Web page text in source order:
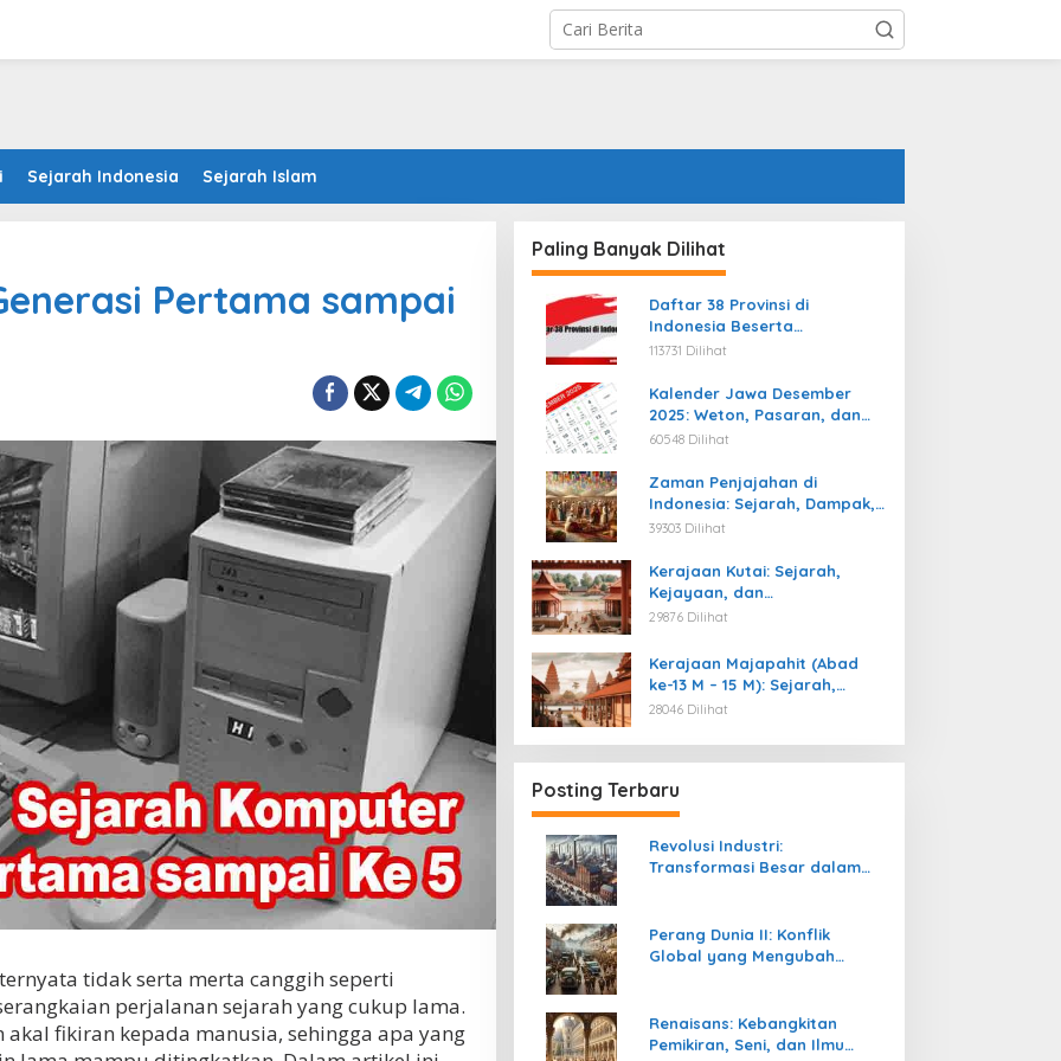
Sejarah Indonesia Sejarah Islam
Pertama sampai
tidak serta merta canggih seperti
perjalanan sejarah yang cukup lama.
fikiran kepada manusia, sehingga apa yang
Paling Banyak Dilihat
Daftar 38 Provinsi di
Indonesia Beserta
Ibukotanya Terbaru
113731 Dilihat
Kalender Jawa Desember
2025: Weton, Pasaran, dan
Hari Baik
60548 Dilihat
Zaman Penjajahan di
Indonesia: Sejarah, Dampak,
dan Perjuangan Menuju
39303 Dilihat
Kerajaan Kutai: Sejarah,
Kejayaan, dan
Peninggalannya (Abad ke-4
29876 Dilihat
Kerajaan Majapahit (Abad
ke-13 M – 15 M): Sejarah,
Kejayaan, dan
28046 Dilihat
Posting Terbaru
Revolusi Industri:
Transformasi Besar dalam
Perang Dunia II: Konflik
Global yang Mengubah
Renaisans: Kebangkitan
Pemikiran, Seni, dan Ilmu